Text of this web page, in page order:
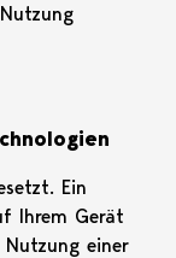
Ein
Ihrem Gerät
einer